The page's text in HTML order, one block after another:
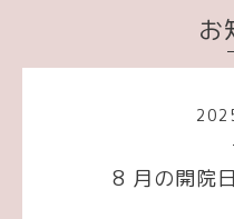
お
8 月の開院